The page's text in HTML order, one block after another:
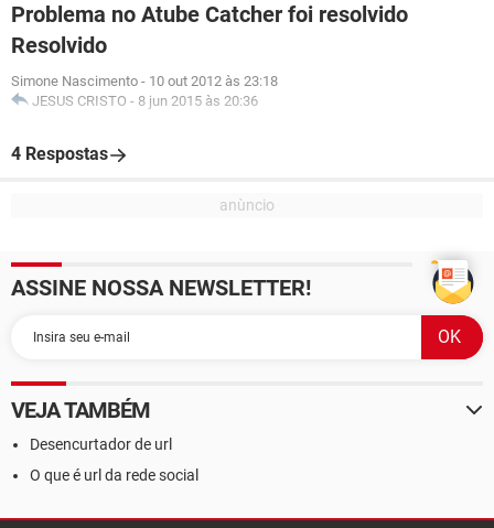
Problema no Atube Catcher foi resolvido
Resolvido
Simone Nascimento - 10 out 2012 às 23:18
JESUS CRISTO - 8 jun 2015 às 20:36
4 Respostas
ASSINE NOSSA NEWSLETTER!
VEJA TAMBÉM
Desencurtador de url
O que é url da rede social